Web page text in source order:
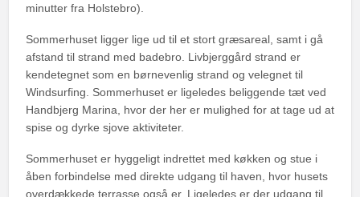
minutter fra Holstebro).
Sommerhuset ligger lige ud til et stort græsareal, samt i gå
afstand til strand med badebro. Livbjerggård strand er
kendetegnet som en børnevenlig strand og velegnet til
Windsurfing. Sommerhuset er ligeledes beliggende tæt ved
Handbjerg Marina, hvor der her er mulighed for at tage ud at
spise og dyrke sjove aktiviteter.
Sommerhuset er hyggeligt indrettet med køkken og stue i
åben forbindelse med direkte udgang til haven, hvor husets
overdækkede terrasse også er. Ligeledes er der udgang til